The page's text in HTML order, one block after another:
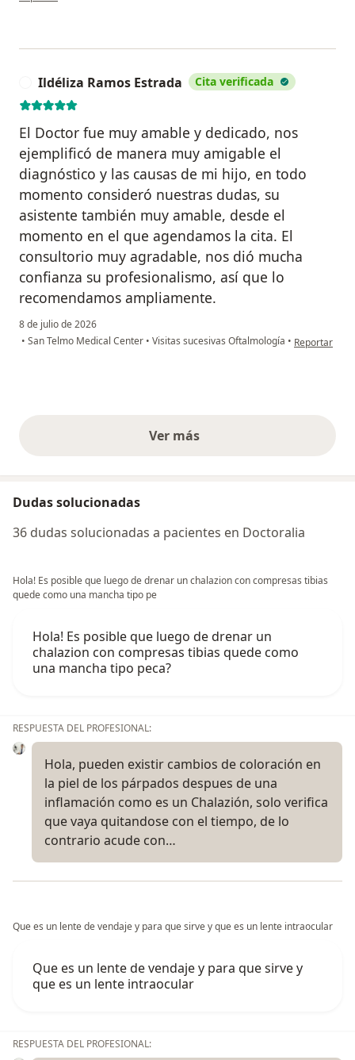
Ildéliza Ramos Estrada Cita verificada
El Doctor fue muy amable y dedicado, nos
ejemplificó de manera muy amigable el
diagnóstico y las causas de mi hijo, en todo
momento consideró nuestras dudas, su
asistente también muy amable, desde el
momento en el que agendamos la cita. El
consultorio muy agradable, nos dió mucha
confianza su profesionalismo, así que lo
recomendamos ampliamente.
8 de julio de 2026
• San Telmo Medical Center • Visitas sucesivas Oftalmología • en opinión
Reportar
Ver másopiniones anteriores
Dudas solucionadas
36 dudas solucionadas a pacientes en Doctoralia
Hola! Es posible que luego de drenar un chalazion con compresas tibias
quede como una mancha tipo pe
Hola! Es posible que luego de drenar un
chalazion con compresas tibias quede como
una mancha tipo peca?
RESPUESTA DEL PROFESIONAL:
Hola, pueden existir cambios de coloración en
la piel de los párpados despues de una
inflamación como es un Chalazión, solo verifica
que vaya quitandose con el tiempo, de lo
contrario acude con…
Que es un lente de vendaje y para que sirve y que es un lente intraocular
Que es un lente de vendaje y para que sirve y
que es un lente intraocular
RESPUESTA DEL PROFESIONAL: